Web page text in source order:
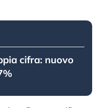
cifra: nuovo